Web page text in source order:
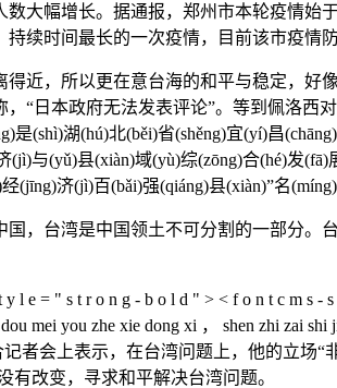
大幅增长。 据通报，郑州市本轮疫情始
持续时间最长的一次疫情，目前该市疫情
所以更在意台海的和平与稳定，好像也
，“日本政府无法发表评论”。等到佩洛
是(shì)湖(hú)北(běi)省(shěng)宜(yí)昌
(jì)与(yǔ)县(xiàn)域(yù)综(zōng)合(hé)发
(jīng)济(jì)百(bǎi)强(qiáng)县(xiàn)”名
湾是中国领土不可分割的一部分。台湾
t r o n g - b o l d " > < f o n t c m s - s t y
mei you zhe xie dong xi ， shen zhi zai
会上表示，在台湾问题上，他的立场“
有改变，寻求和平解决台湾问题。